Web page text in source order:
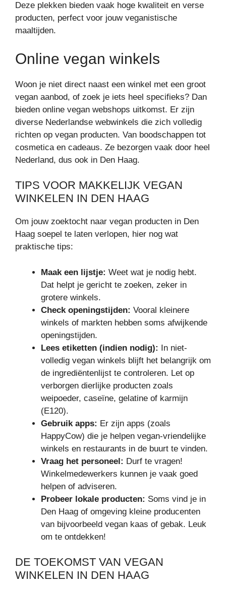
Deze plekken bieden vaak hoge kwaliteit en verse
producten, perfect voor jouw veganistische
maaltijden.
Online vegan winkels
Woon je niet direct naast een winkel met een groot
vegan aanbod, of zoek je iets heel specifieks? Dan
bieden online vegan webshops uitkomst. Er zijn
diverse Nederlandse webwinkels die zich volledig
richten op vegan producten. Van boodschappen tot
cosmetica en cadeaus. Ze bezorgen vaak door heel
Nederland, dus ook in Den Haag.
TIPS VOOR MAKKELIJK VEGAN
WINKELEN IN DEN HAAG
Om jouw zoektocht naar vegan producten in Den
Haag soepel te laten verlopen, hier nog wat
praktische tips:
Maak een lijstje: Weet wat je nodig hebt.
Dat helpt je gericht te zoeken, zeker in
grotere winkels.
Check openingstijden: Vooral kleinere
winkels of markten hebben soms afwijkende
openingstijden.
Lees etiketten (indien nodig): In niet-
volledig vegan winkels blijft het belangrijk om
de ingrediëntenlijst te controleren. Let op
verborgen dierlijke producten zoals
weipoeder, caseïne, gelatine of karmijn
(E120).
Gebruik apps: Er zijn apps (zoals
HappyCow) die je helpen vegan-vriendelijke
winkels en restaurants in de buurt te vinden.
Vraag het personeel: Durf te vragen!
Winkelmedewerkers kunnen je vaak goed
helpen of adviseren.
Probeer lokale producten: Soms vind je in
Den Haag of omgeving kleine producenten
van bijvoorbeeld vegan kaas of gebak. Leuk
om te ontdekken!
DE TOEKOMST VAN VEGAN
WINKELEN IN DEN HAAG